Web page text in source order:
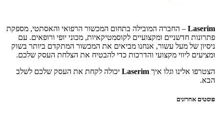
Laserim – החברה המובילה בתחום המכשור הרפואי והאסתטי, מספקת
פתרונות חדשניים ומקצועיים לקוסמטיקאיות, מכוני יופי ורופאים. עם
ניסיון של מעל עשור, אנחנו מביאים את המכשור המתקדם ביותר בשוק
ומציעים ליווי מקצועי והדרכות כדי להבטיח את הצלחת העסק שלכם.
הצטרפו אלינו וגלו איך Laserim יכולה לקחת את העסק שלכם לשלב
הבא.
פוסטים אחרונים